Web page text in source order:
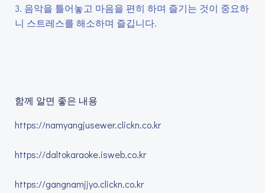
3. 음악을 틀어놓고 마음을 편히 하며 즐기는 것이 중요하
니 스트레스를 해소하며 즐깁니다.
함께 알면 좋은 내용
https://namyangjusewer.clickn.co.kr
https://daltokaraoke.isweb.co.kr
https://gangnamjjyo.clickn.co.kr